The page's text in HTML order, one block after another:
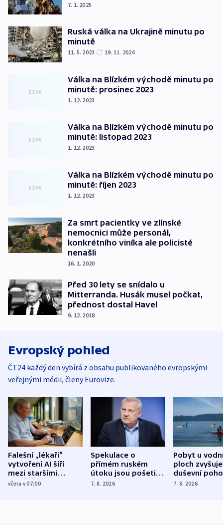
7. 1. 2025
Ruská válka na Ukrajině minutu po
minutě
11. 5. 2023 19. 11. 2024
Válka na Blízkém východě minutu po
minutě: prosinec 2023
1. 12. 2023
Válka na Blízkém východě minutu po
minutě: listopad 2023
1. 12. 2023
Válka na Blízkém východě minutu po
minutě: říjen 2023
1. 12. 2023
Za smrt pacientky ve zlínské
nemocnici může personál,
konkrétního viníka ale policisté
nenašli
16. 1. 2020
Před 30 lety se snídalo u
Mitterranda. Husák musel počkat,
přednost dostal Havel
9. 12. 2018
Evropský pohled
ČT24 každý den vybírá z obsahu publikovaného evropskými
veřejnými médii, členy Eurovize.
Falešní „lékaři“
vytvoření AI šíří
mezi staršími
Poláky nebezpečné
včera v 07:00
Spekulace o
přímém ruském
útoku jsou pošetilé,
míní estonský
7. 8. 2026
Pobyt u
ploch zvyšuje
duševní
ukázala
7. 8. 2026